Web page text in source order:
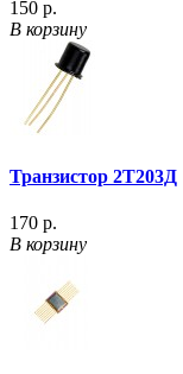
150 р.
В корзину
Транзистор 2Т203Д
170 р.
В корзину